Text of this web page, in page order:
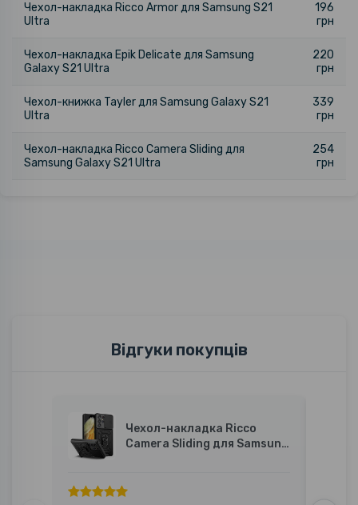
Чехол-накладка Ricco Armor для Samsung S21
Ultra
196
грн
Чехол-накладка Epik Delicate для Samsung
Galaxy S21 Ultra
220
грн
Чехол-книжка Tayler для Samsung Galaxy S21
Ultra
339
грн
Чехол-накладка Ricco Camera Sliding для
Samsung Galaxy S21 Ultra
254
грн
Відгуки покупців
Чехол-накладка Ricco
Camera Sliding для Samsung